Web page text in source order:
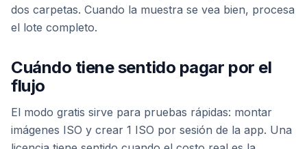
dos carpetas. Cuando la muestra se vea bien, procesa
el lote completo.
Cuándo tiene sentido pagar por el
flujo
El modo gratis sirve para pruebas rápidas: montar
imágenes ISO y crear 1 ISO por sesión de la app. Una